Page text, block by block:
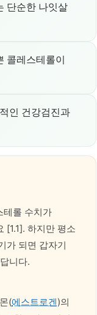
단순한 나잇살
콜레스테롤이
인 건강검진과
테롤 수치가
[1.1]. 하지만 평소
가 되면 갑자기
니다.
(에스트로겐)의